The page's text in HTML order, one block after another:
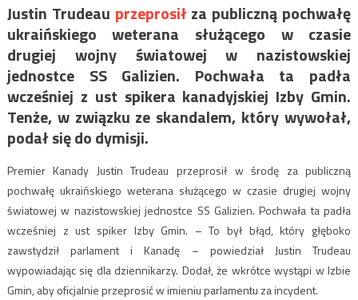
Justin Trudeau przeprosiłza publiczną pochwałę
ukraińskiego weterana służącego w czasie
drugiej wojny światowej w nazistowskiej
jednostce SS Galizien. Pochwała ta padła
wcześniej z ust spikera kanadyjskiej Izby Gmin.
Tenże, w związku ze skandalem, który wywołał,
podał się do dymisji.
Premier Kanady Justin Trudeau przeprosił w środę za publiczną
pochwałę ukraińskiego weterana służącego w czasie drugiej wojny
światowej w nazistowskiej jednostce SS Galizien. Pochwała ta padła
wcześniej z ust spiker Izby Gmin. – To był błąd, który głęboko
zawstydził parlament i Kanadę – powiedział Justin Trudeau
wypowiadając się dla dziennikarzy. Dodał, że wkrótce wystąpi w Izbie
Gmin, aby oficjalnie przeprosić w imieniu parlamentu za incydent.